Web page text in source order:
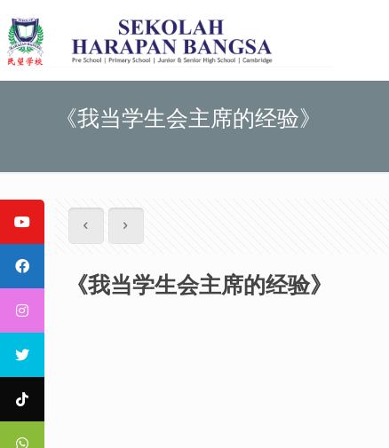
《我当学生会主席的经验》
《我当学生会主席的经验》